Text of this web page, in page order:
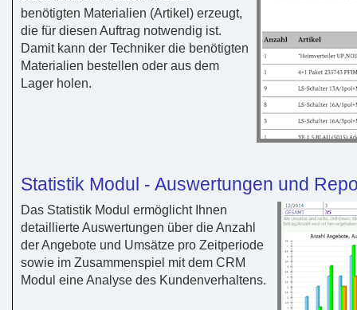
benötigten Materialien (Artikel) erzeugt,
die für diesen Auftrag notwendig ist.
Damit kann der Techniker die benötigten
Materialien bestellen oder aus dem
Lager holen.
Statistik Modul - Auswertungen und
Das Statistik Modul ermöglicht Ihnen
detaillierte Auswertungen über die Anzahl
der Angebote und Umsätze pro Zeitperiode
sowie im Zusammenspiel mit dem CRM
Modul eine Analyse des Kundenverhaltens.